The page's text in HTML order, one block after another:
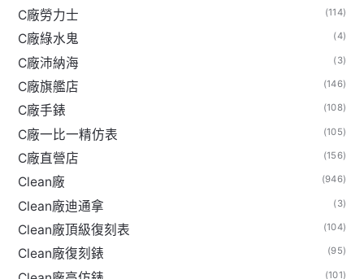
C廠勞力士 (114)
C廠綠水鬼 (4)
C廠沛納海 (3)
C廠旗艦店 (146)
C廠手錶 (108)
C廠一比一精仿表 (105)
C廠直營店 (156)
Clean廠 (946)
Clean廠迪通拿 (3)
Clean廠頂級復刻表 (104)
Clean廠復刻錶 (95)
(101)